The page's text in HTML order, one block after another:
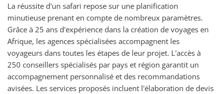
La réussite d'un safari repose sur une planification
minutieuse prenant en compte de nombreux paramètres.
Grâce à 25 ans d'expérience dans la création de voyages en
Afrique, les agences spécialisées accompagnent les
voyageurs dans toutes les étapes de leur projet. L'accès à
250 conseillers spécialisés par pays et région garantit un
accompagnement personnalisé et des recommandations
avisées. Les services proposés incluent l'élaboration de devis